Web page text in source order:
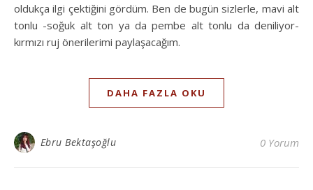
oldukça ilgi çektiğini gördüm. Ben de bugün sizlerle, mavi alt
tonlu -soğuk alt ton ya da pembe alt tonlu da deniliyor-
kırmızı ruj önerilerimi paylaşacağım.
DAHA FAZLA OKU
Ebru Bektaşoğlu 0 Yorum